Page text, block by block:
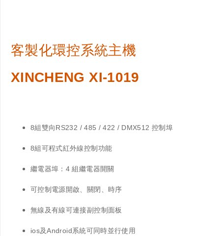
客製化環控系統主機
XINCHENG XI-1019
8組雙向RS232 / 485 / 422 / DMX512 控制埠
8組可程式紅外線控制功能
繼電器埠：4 組繼電器開關
可控制電源開啟、關閉、時序
無線及有線可連接副控制面板
ios及Android系統可同時並行使用